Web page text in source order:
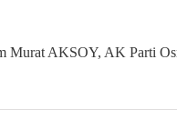
Murat AKSOY, AK Parti